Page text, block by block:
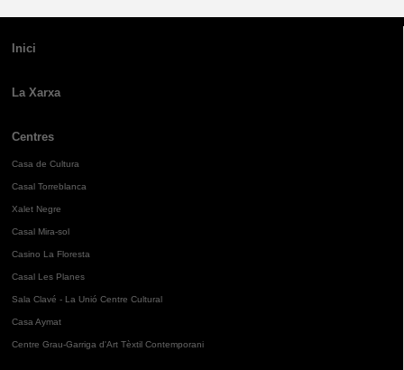
Inici
La Xarxa
Centres
Casa de Cultura
Casal Torreblanca
Xalet Negre
Casal Mira-sol
Casino La Floresta
Casal Les Planes
Sala Clavé - La Unió Centre Cultural
Casa Aymat
Centre Grau-Garriga d'Art Tèxtil Contemporani